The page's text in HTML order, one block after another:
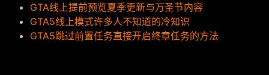
GTA线上提前预览夏季更新与万圣节内容
GTA5线上模式许多人不知道的冷知识
GTA5跳过前置任务直接开启终章任务的方法